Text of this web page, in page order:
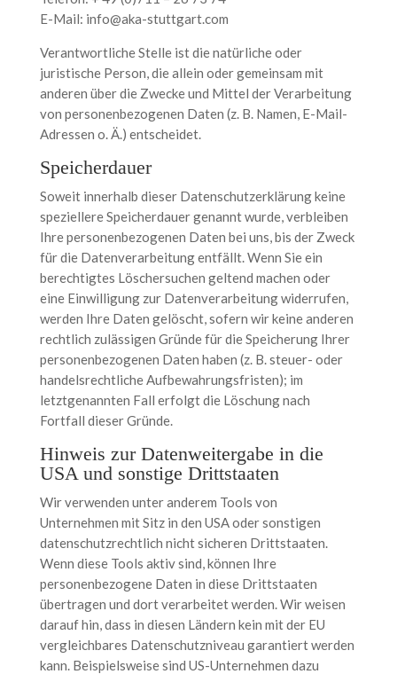
E-Mail: info@aka-stuttgart.com
Verantwortliche Stelle ist die natürliche oder
juristische Person, die allein oder gemeinsam mit
anderen über die Zwecke und Mittel der Verarbeitung
von personenbezogenen Daten (z. B. Namen, E-Mail-
Adressen o. Ä.) entscheidet.
Speicherdauer
Soweit innerhalb dieser Datenschutzerklärung keine
speziellere Speicherdauer genannt wurde, verbleiben
Ihre personenbezogenen Daten bei uns, bis der Zweck
für die Datenverarbeitung entfällt. Wenn Sie ein
berechtigtes Löschersuchen geltend machen oder
eine Einwilligung zur Datenverarbeitung widerrufen,
werden Ihre Daten gelöscht, sofern wir keine anderen
rechtlich zulässigen Gründe für die Speicherung Ihrer
personenbezogenen Daten haben (z. B. steuer- oder
handelsrechtliche Aufbewahrungsfristen); im
letztgenannten Fall erfolgt die Löschung nach
Fortfall dieser Gründe.
Hinweis zur Datenweitergabe in die
USA und sonstige Drittstaaten
Wir verwenden unter anderem Tools von
Unternehmen mit Sitz in den USA oder sonstigen
datenschutzrechtlich nicht sicheren Drittstaaten.
Wenn diese Tools aktiv sind, können Ihre
personenbezogene Daten in diese Drittstaaten
übertragen und dort verarbeitet werden. Wir weisen
darauf hin, dass in diesen Ländern kein mit der EU
vergleichbares Datenschutzniveau garantiert werden
kann. Beispielsweise sind US-Unternehmen dazu